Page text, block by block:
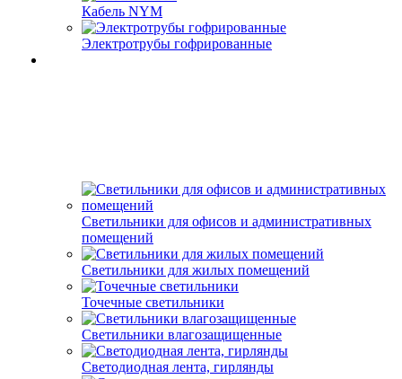
Кабель NYM
Электротрубы гофрированные
Светильники для офисов и административных
помещений
Светильники для жилых помещений
Точечные светильники
Светильники влагозащищенные
Светодиодная лента, гирлянды